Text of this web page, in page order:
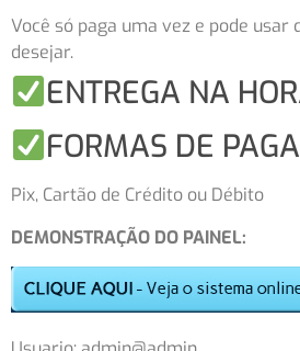
Você só paga uma vez e pode usar
desejar.
ENTREGA NA
FORMAS DE
Pix, Cartão de Crédito ou Débito
DEMONSTRAÇÃO DO PAINEL: